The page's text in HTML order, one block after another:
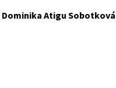
Dominika Atigu Sobotková